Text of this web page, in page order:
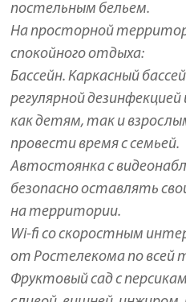
постельным бельем.
На просторной
спокойного отдыха:
Бассейн. Каркасный
регулярной
как детям, так и
провести время с семьей.
Автостоянка с
безопасно оставлять
на территории.
Wi-fi со скоростным
от Ростелекома по всей
Фруктовый сад с